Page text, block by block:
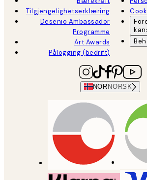
Tilgjengelighetserklæring
Desenio Ambassador
Programme
Art Awards
Pålogging (bedrift)
NOR NORSK